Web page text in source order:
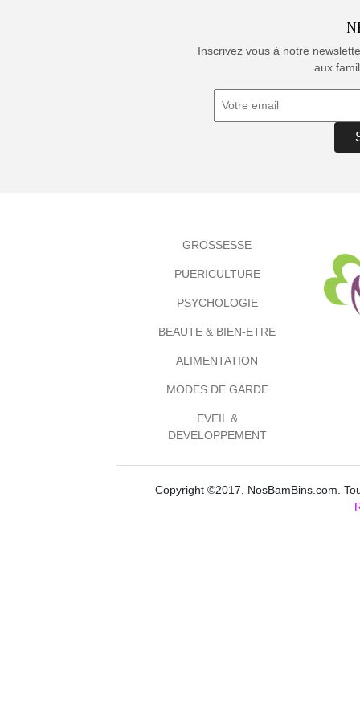
Inscrivez vous à notre
aux
GROSSESSE
PUERICULTURE
PSYCHOLOGIE
BEAUTE & BIEN-ETRE
ALIMENTATION
MODES DE GARDE
EVEIL &
DEVELOPPEMENT
Copyright ©2017, NosBamBins.com.